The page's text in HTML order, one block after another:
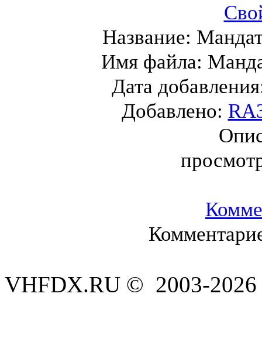
Название:
Имя файла:
Дата
Добавлено:
VHFDX.RU © 2003-2026